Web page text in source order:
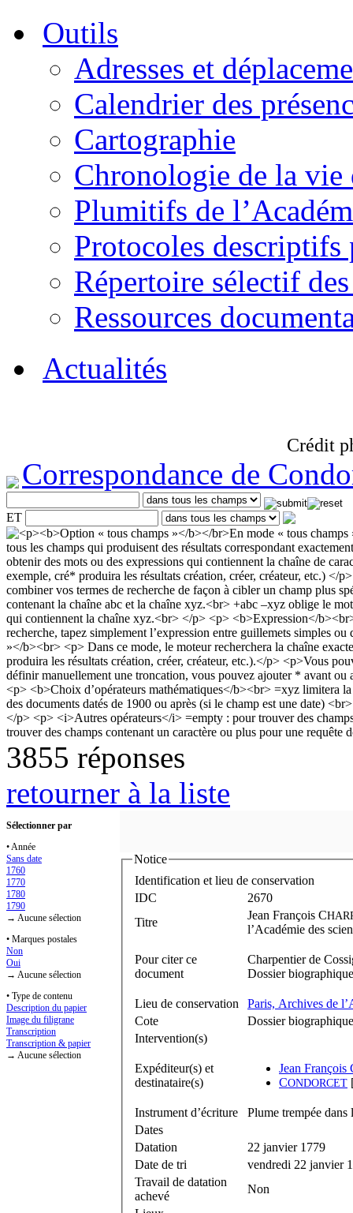
Outils
Adresses et
Calendrier des
Cartographie
Chronologie de la vie
Plumitifs de
Protocoles descriptifs
Répertoire sélectif
Ressources
Actualités
Crédit
Correspondance de
ET
3855 réponses
retourner à la liste
Sélectionner par
• Année
Sans date
1760
1770
1780
1790
→ Aucune sélection
• Marques postales
Non
Oui
→ Aucune sélection
• Type de contenu
Description du papier
Image du filigrane
Transcription
Transcription & papier
→ Aucune sélection
Notice
Identification et lieu de conservation
IDC
2670
Titre
Jean François C
l’Académie des
Pour citer ce
document
Charpentier de
Dossier
Lieu de conservation
Paris, Archives de
Cote
Dossier
Intervention(s)
Expéditeur(s) et
destinataire(s)
Jean François
CONDORCET
Instrument d’écriture
Plume trempée dans
Dates
Datation
22 janvier 1779
Date de tri
vendredi 22 janvier
Travail de datation
achevé
Non